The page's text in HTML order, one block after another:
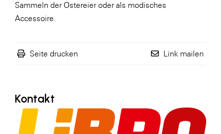
Sammeln der Ostereier oder als modisches
Accessoire.
Seite drucken Link mailen
Kontakt